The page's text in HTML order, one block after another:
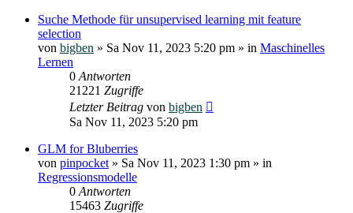
Suche Methode für unsupervised learning mit feature
selection
von bigben » Sa Nov 11, 2023 5:20 pm » in Maschinelles
Lernen
0 Antworten
21221 Zugriffe
Letzter Beitrag von bigben
Sa Nov 11, 2023 5:20 pm
GLM for Bluberries
von pinpocket » Sa Nov 11, 2023 1:30 pm » in
Regressionsmodelle
0 Antworten
15463 Zugriffe